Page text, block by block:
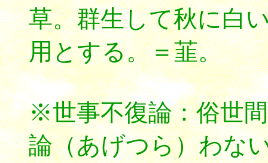
草。群生して秋に白
用とする。＝韮。
※世事不復論：俗世
論（あげつら）わな